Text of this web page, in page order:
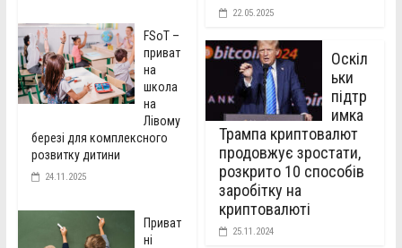
FSoT –
приват
на
школа
на
Лівому
березі для комплексного
розвитку дитини
24.11.2025
Приват
ні
22.05.2025
Оскіл
ьки
підтр
имка
Трампа криптовалют
продовжує зростати,
розкрито 10 способів
заробітку на
криптовалюті
25.11.2024